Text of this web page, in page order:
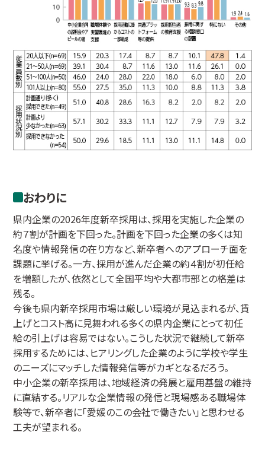
おわりに
県内企業の2026年度新卒採用は、採用を実施した企業の
約７割が計画を下回った。計画を下回った企業の多くは知
名度や情報発信の在り方など、新卒者へのアプローチ面を
課題に挙げる。一方、採用が進んだ企業の約４割が初任給
を増額したが、依然として全国平均や大都市部との格差は
残る。
今後も県内新卒採用市場は厳しい環境が見込まれるが、賃
上げとコスト高に見舞われる多くの県内企業にとって初任
給の引上げは容易ではない。こうした状況で継続して新卒
採用するためには、ヒアリングした企業のように学校や学生
のニーズにマッチした情報発信等がカギとなるだろう。
中小企業の新卒採用は、地域経済の発展と雇用基盤の維持
に直結する。リアルな企業情報の発信と現場感ある職場体
験等で、新卒者に「愛媛のこの会社で働きたい」と思わせる
工夫が望まれる。